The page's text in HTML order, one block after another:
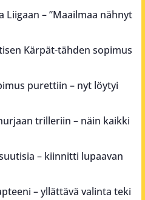
Liigaan – ”Maailmaa nähnyt
Kärpät-tähden sopimus
purettiin – nyt löytyi
trilleriin – näin kaikki
– kiinnitti lupaavan
– yllättävä valinta teki